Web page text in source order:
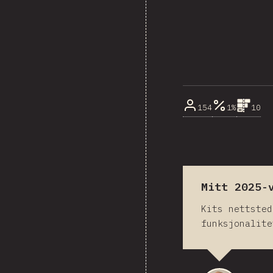
154 1% 10
Mitt 2025-
Kits